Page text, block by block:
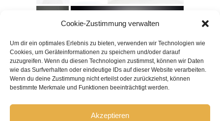
Cookie-Zustimmung verwalten
Um dir ein optimales Erlebnis zu bieten, verwenden wir Technologien wie
Cookies, um Geräteinformationen zu speichern und/oder darauf
zuzugreifen. Wenn du diesen Technologien zustimmst, können wir Daten
wie das Surfverhalten oder eindeutige IDs auf dieser Website verarbeiten.
Wenn du deine Zustimmung nicht erteilst oder zurückziehst, können
bestimmte Merkmale und Funktionen beeinträchtigt werden.
Akzeptieren